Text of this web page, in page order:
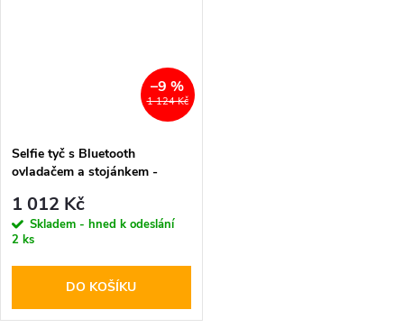
1 124 Kč
–9 %
Selfie tyč s Bluetooth
ovladačem a stojánkem -
1 012 Kč
Skladem - hned k odeslání
2 ks
DO KOŠÍKU